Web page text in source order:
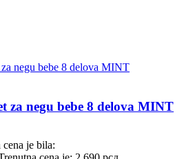
za negu bebe 8 delova MINT
je bila: